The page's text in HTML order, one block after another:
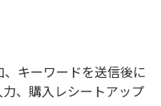
キーワードを送信後に
、購入レシートアップ